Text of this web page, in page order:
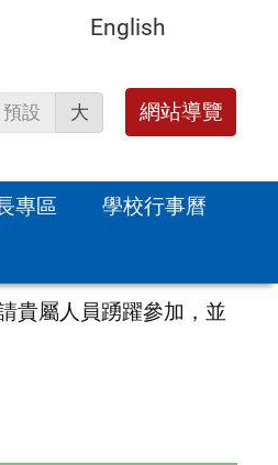
English
預設 大 網站導覽
專區
學校行事曆
貴屬人員踴躍參加，並